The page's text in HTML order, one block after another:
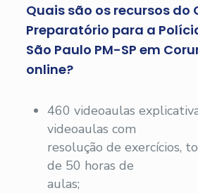
Quais são os recursos do
Preparatório para a
São Paulo PM-SP em
online?
460 videoaulas
videoaulas com
resolução de exercícios,
de 50 horas de
aulas;